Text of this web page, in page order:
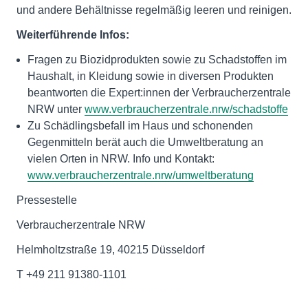
und andere Behältnisse regelmäßig leeren und reinigen.
Weiterführende Infos:
Fragen zu Biozidprodukten sowie zu Schadstoffen im
Haushalt, in Kleidung sowie in diversen Produkten
beantworten die Expert:innen der Verbraucherzentrale
NRW unter www.verbraucherzentrale.nrw/schadstoffe
Zu Schädlingsbefall im Haus und schonenden
Gegenmitteln berät auch die Umweltberatung an
vielen Orten in NRW. Info und Kontakt:
www.verbraucherzentrale.nrw/umweltberatung
Pressestelle
Verbraucherzentrale NRW
Helmholtzstraße 19, 40215 Düsseldorf
T +49 211 91380-1101